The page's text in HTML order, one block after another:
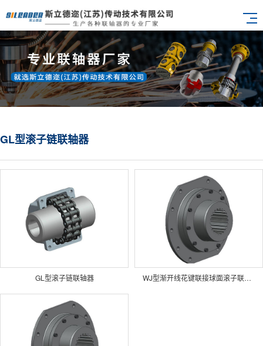
GL型滚子链联轴器
GL型滚子链联轴器 WJ型渐开线花键联接球面滚子联轴器